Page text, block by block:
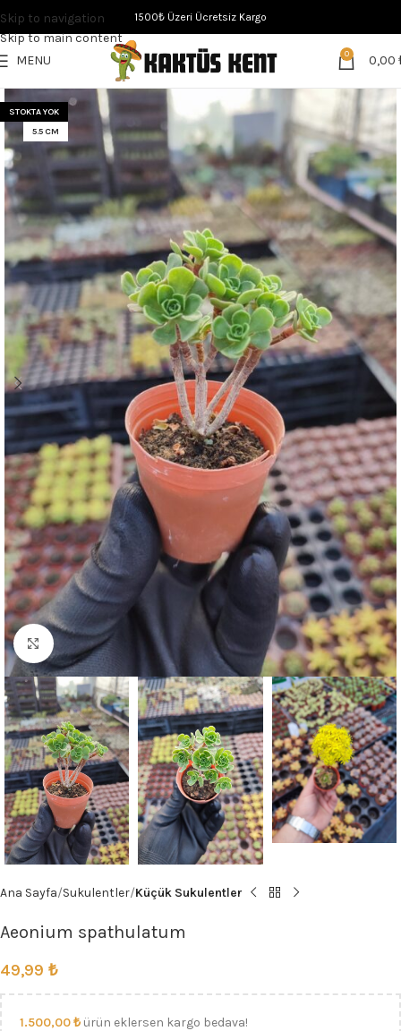
Skip to navigation
Skip to main content
1500₺ Üzeri Ücretsiz Kargo
MENU 0 0,00
STOKTA YOK
5.5 CM
Click to enlarge
Ana Sayfa Sukulentler Küçük Sukulentler
Aeonium spathulatum
49,99 ₺
1.500,00₺ ürün eklersen kargo bedava!